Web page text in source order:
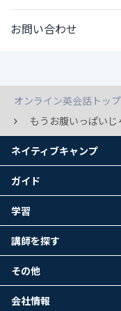
お問い合わせ
オンライン英会話トップ
もうお腹いっぱい
ネイティブキャンプ
ガイド
学習
講師を探す
その他
会社情報